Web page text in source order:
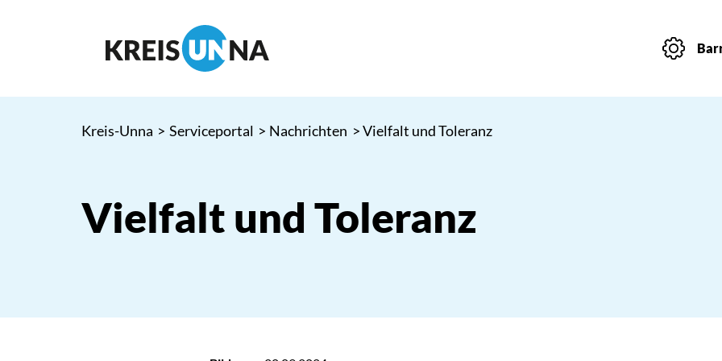
Kreis-Unna > Serviceportal > Nachrichten > Vielfalt und Toleranz
Vielfalt und Toleranz